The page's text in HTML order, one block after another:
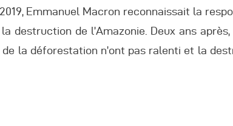
Emmanuel Macron reconnaissait la
destruction de l’Amazonie. Deux ans
la déforestation n’ont pas ralenti et la